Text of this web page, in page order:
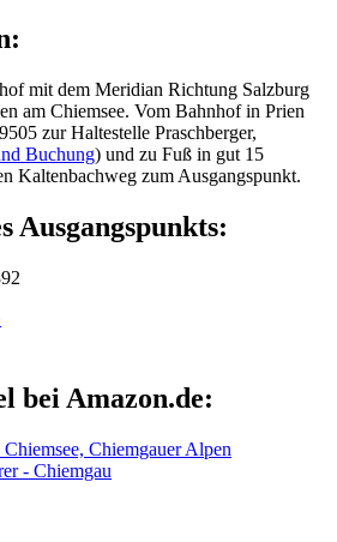
mit dem Meridian Richtung Salzburg
am Chiemsee. Vom Bahnhof in Prien
zur Haltestelle Praschberger,
Buchung) und zu Fuß in gut 15
Kaltenbachweg zum Ausgangspunkt.
Ausgangspunkts:
bei Amazon.de:
Chiemgauer Alpen
- Chiemgau